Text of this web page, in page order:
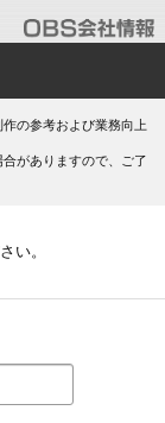
の参考および業務向上
がありますので、ご了
い。